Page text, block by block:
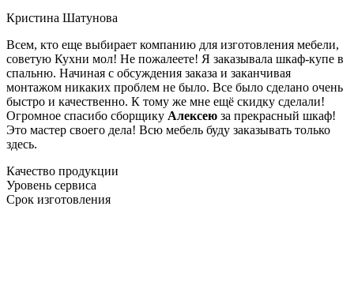
Кристина Шатунова
Всем, кто еще выбирает компанию для изготовления мебели,
советую Кухни мол! Не пожалеете! Я заказывала шкаф-купе в
спальню. Начиная с обсуждения заказа и заканчивая
монтажом никаких проблем не было. Все было сделано очень
быстро и качественно. К тому же мне ещё скидку сделали!
Огромное спасибо сборщику Алексею за прекрасный шкаф!
Это мастер своего дела! Всю мебель буду заказывать только
здесь.
Качество продукции
Уровень сервиса
Срок изготовления